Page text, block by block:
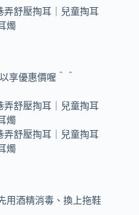
享優惠價喔＾＾
用酒精消毒、換上拖鞋